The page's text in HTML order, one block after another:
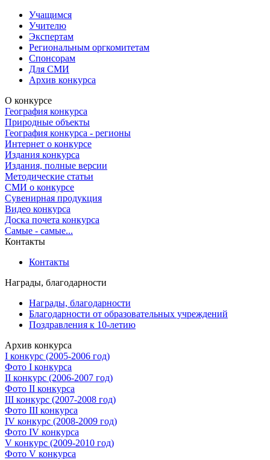
Учащимся
Учителю
Экспертам
Региональным оргкомитетам
Спонсорам
Для СМИ
Архив конкурса
О конкурсе
География конкурса
Природные объекты
География конкурса - регионы
Интернет о конкурсе
Издания конкурса
Издания, полные версии
Методические статьи
СМИ о конкурсе
Сувенирная продукция
Видео конкурса
Доска почета конкурса
Самые - самые...
Контакты
Контакты
Награды, благодарности
Награды, благодарности
Благодарности от образовательных учреждений
Поздравления к 10-летию
Архив конкурса
I конкурс (2005-2006 год)
Фото I конкурса
II конкурс (2006-2007 год)
Фото II конкурса
III конкурс (2007-2008 год)
Фото III конкурса
IV конкурс (2008-2009 год)
Фото IV конкурса
V конкурс (2009-2010 год)
Фото V конкурса